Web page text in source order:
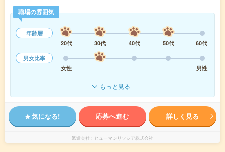
職場の雰囲気
年齢層
20代
30代 40代 50代
60代
男女比率
女性
男性
もっと見る
気になる! 応募へ進む 詳しく見る
派遣会社 ヒューマンリソシア株式会社